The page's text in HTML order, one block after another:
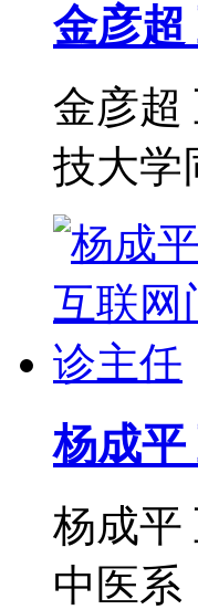
金彦超
金彦超
技大学
杨成平
杨成平
中医系